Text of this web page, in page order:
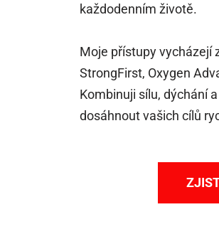
každodenním životě.
Moje přístupy vycházejí
StrongFirst, Oxygen
Kombinuji sílu, dýchání
dosáhnout vašich cílů